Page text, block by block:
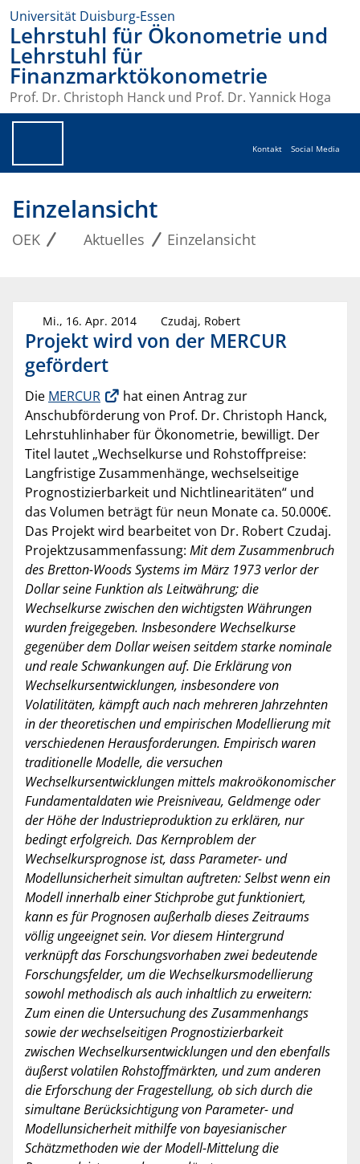
Universität Duisburg-Essen
Lehrstuhl für Ökonometrie und
Lehrstuhl für
Finanzmarktökonometrie
Prof. Dr. Christoph Hanck und Prof. Dr. Yannick Hoga
Kontakt Social Media
Einzelansicht
OEK Aktuelles Einzelansicht
Mi., 16. Apr. 2014 Czudaj, Robert
Projekt wird von der MERCUR
gefördert
Die MERCUR
hat einen Antrag zur
Anschubförderung von Prof. Dr. Christoph Hanck,
Lehrstuhlinhaber für Ökonometrie, bewilligt. Der
Titel lautet „Wechselkurse und Rohstoffpreise:
Langfristige Zusammenhänge, wechselseitige
Prognostizierbarkeit und Nichtlinearitäten“ und
das Volumen beträgt für neun Monate ca. 50.000€.
Das Projekt wird bearbeitet von Dr. Robert Czudaj.
Projektzusammenfassung: Mit dem Zusammenbruch
des Bretton-Woods Systems im März 1973 verlor der
Dollar seine Funktion als Leitwährung; die
Wechselkurse zwischen den wichtigsten Währungen
wurden freigegeben. Insbesondere Wechselkurse
gegenüber dem Dollar weisen seitdem starke nominale
und reale Schwankungen auf. Die Erklärung von
Wechselkursentwicklungen, insbesondere von
Volatilitäten, kämpft auch nach mehreren Jahrzehnten
in der theoretischen und empirischen Modellierung mit
verschiedenen Herausforderungen. Empirisch waren
traditionelle Modelle, die versuchen
Wechselkursentwicklungen mittels makroökonomischer
Fundamentaldaten wie Preisniveau, Geldmenge oder
der Höhe der Industrieproduktion zu erklären, nur
bedingt erfolgreich. Das Kernproblem der
Wechselkursprognose ist, dass Parameter- und
Modellunsicherheit simultan auftreten: Selbst wenn ein
Modell innerhalb einer Stichprobe gut funktioniert,
kann es für Prognosen außerhalb dieses Zeitraums
völlig ungeeignet sein. Vor diesem Hintergrund
verknüpft das Forschungsvorhaben zwei bedeutende
Forschungsfelder, um die Wechselkursmodellierung
sowohl methodisch als auch inhaltlich zu erweitern:
Zum einen die Untersuchung des Zusammenhangs
sowie der wechselseitigen Prognostizierbarkeit
zwischen Wechselkursentwicklungen und den ebenfalls
äußerst volatilen Rohstoffmärkten, und zum anderen
die Erforschung der Fragestellung, ob sich durch die
simultane Berücksichtigung von Parameter- und
Modellunsicherheit mithilfe von bayesianischer
Schätzmethoden wie der Modell-Mittelung die